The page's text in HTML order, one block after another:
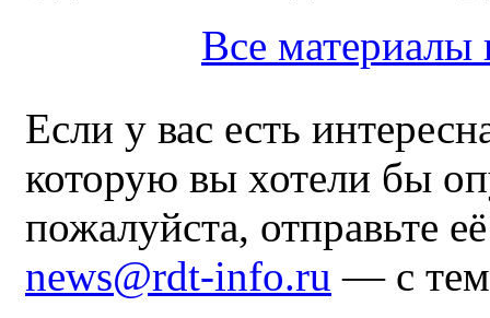
Все
Если у вас есть
которую вы хотели бы
пожалуйста, отправьте
news@rdt-info.ru — с